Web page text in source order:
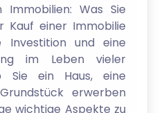
Was Sie
Kauf einer Immobilie
Investition und eine
im Leben vieler
Sie ein Haus, eine
erwerben
wichtige Aspekte zu